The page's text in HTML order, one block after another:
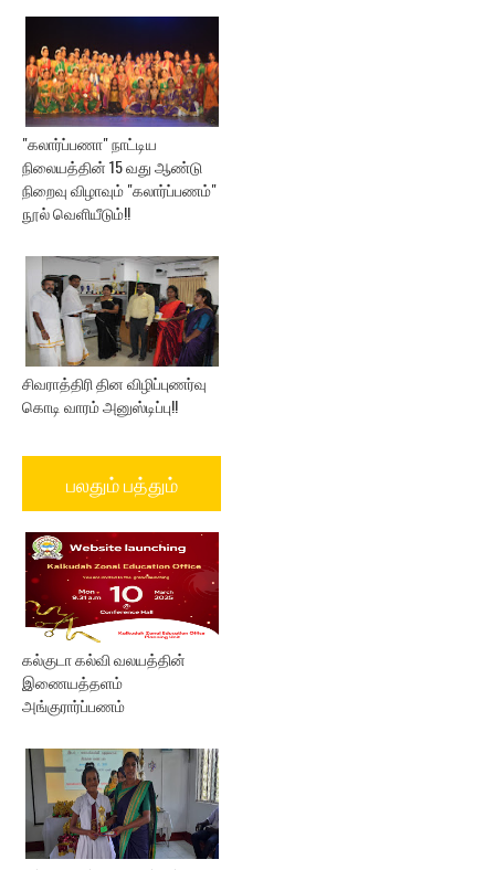
"கலார்ப்பணா" நாட்டிய
நிலையத்தின் 15 வது ஆண்டு
நிறைவு விழாவும் "கலார்ப்பணம்"
நூல் வெளியீடும்!!
சிவராத்திரி தின விழிப்புணர்வு
கொடி வாரம் அனுஸ்டிப்பு!!
பலதும் பத்தும்
கல்குடா கல்வி வலயத்தின்
இணையத்தளம்
அங்குரார்ப்பணம்